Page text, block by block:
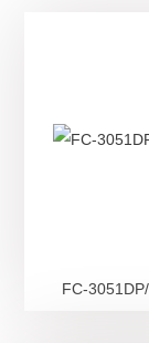
FC-